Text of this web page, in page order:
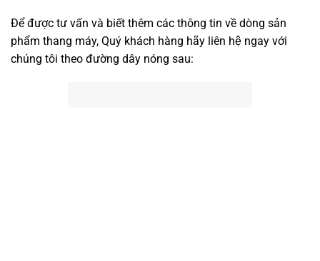
Để được tư vấn và biết thêm các thông tin về dòng sản
phẩm thang máy, Quý khách hàng hãy liên hệ ngay với
chúng tôi theo đường dây nóng sau: